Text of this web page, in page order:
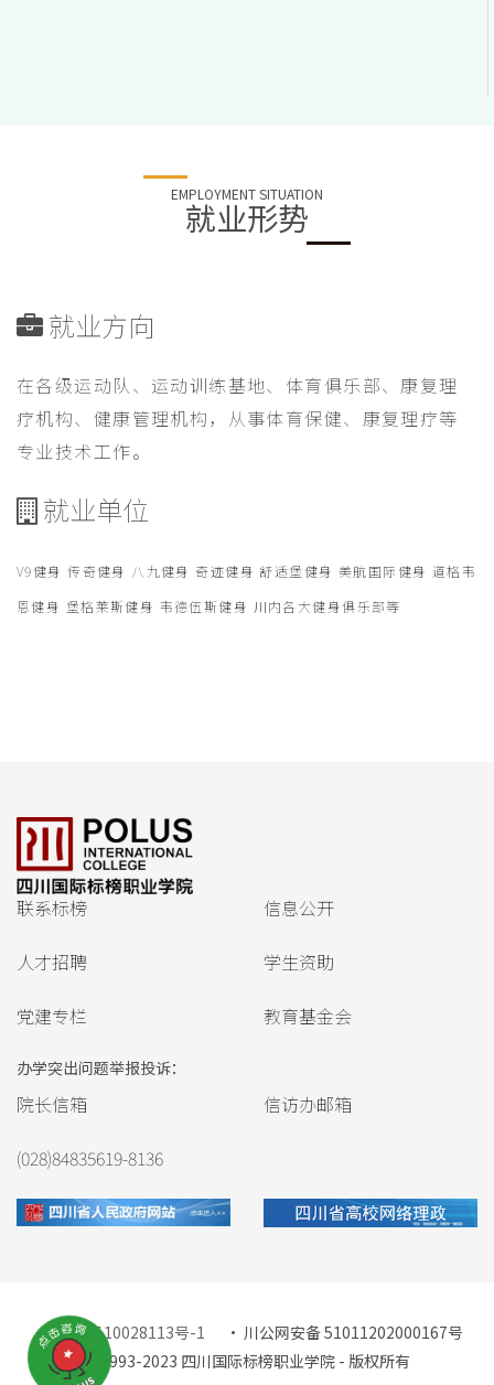
EMPLOYMENT SITUATION
就业形势
就业方向
在各级运动队、运动训练基地、体育俱乐部、康复理
疗机构、健康管理机构，从事体育保健、康复理疗等
专业技术工作。
就业单位
V9健身 传奇健身 八九健身 奇迹健身 舒适堡健身 美航国际健身 道格韦
恩健身 堡格莱斯健身 韦德伍斯健身 川内各大健身俱乐部等
联系标榜 信息公开
人才招聘 学生资助
党建专栏 教育基金会
办学突出问题举报投诉：
院长信箱 信访办邮箱
(028)84835619-8136
蜀ICP备10028113号-1
· 川公网安备 51011202000167号
© 1993-2023 四川国际标榜职业学院 - 版权所有